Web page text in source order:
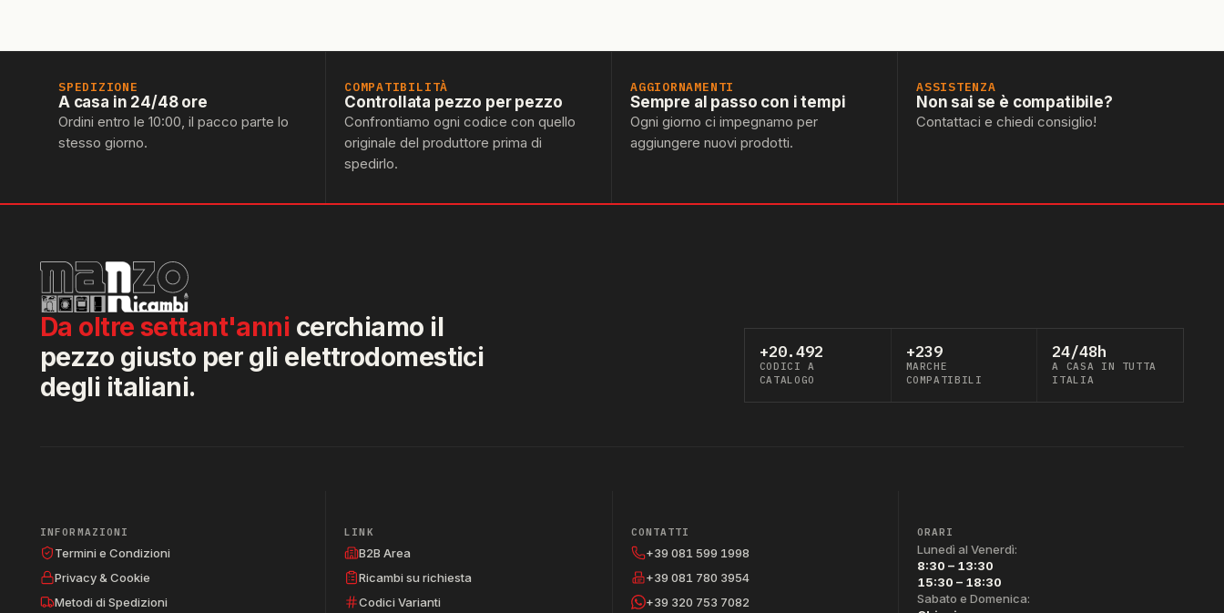
SPEDIZIONE
A casa in 24/48 ore
Ordini entro le 10:00, il pacco parte lo
stesso giorno.
COMPATIBILITÀ
Controllata pezzo per pezzo
Confrontiamo ogni codice con quello
originale del produttore prima di
spedirlo.
AGGIORNAMENTI
Sempre al passo con i tempi
Ogni giorno ci impegnamo per
aggiungere nuovi prodotti.
ASSISTENZA
Non sai se è compatibile?
Contattaci e chiedi consiglio!
Da oltre settant'anni cerchiamo il
pezzo giusto per gli elettrodomestici
degli italiani.
+20.492
CODICI A
CATALOGO
+239
MARCHE
COMPATIBILI
24/48h
A CASA IN TUTTA
ITALIA
INFORMAZIONI
Termini e Condizioni
Privacy & Cookie
Metodi di Spedizioni
LINK
B2B Area
Ricambi su richiesta
Codici Varianti
CONTATTI
+39 081 599 1998
+39 081 780 3954
+39 320 753 7082
ORARI
Lunedì al Venerdì:
8:30 – 13:30
15:30 – 18:30
Sabato e Domenica: